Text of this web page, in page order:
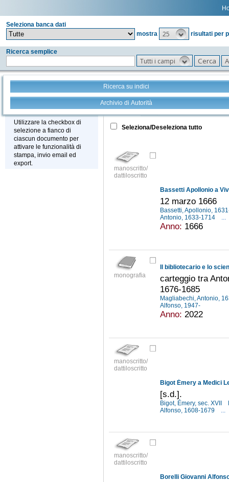
Seleziona banca dati
mostra
25 risultati per
Ricerca semplice
Tutti i campi
Ricerca su indici
Archivio di Autorità
Stampa - Email - Export
Utilizzare la checkbox di
selezione a fianco di
ciascun documento per
attivare le funzionalità di
stampa, invio email ed
export.
Tutto +
Seleziona/Deseleziona tutto
manoscritto/
dattiloscritto
Bassetti Apollonio a
12 marzo 1666
Bassetti, Apollonio,
Antonio, 1633-1714
...
Anno: 1666
monografia
Il bibliotecario e lo
carteggio tra
1676-1685
Magliabechi, Antonio,
Alfonso, 1947-
Anno: 2022
manoscritto/
dattiloscritto
Bigot Émery a Medici
[s.d.].
Bigot, Émery, sec. XVII
Alfonso, 1608-1679
...
manoscritto/
dattiloscritto
Borelli Giovanni